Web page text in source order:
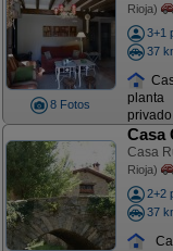
8 Fotos
Rioja)
3+1
37
planta
Casa
Casa
Rioja)
2+2
37